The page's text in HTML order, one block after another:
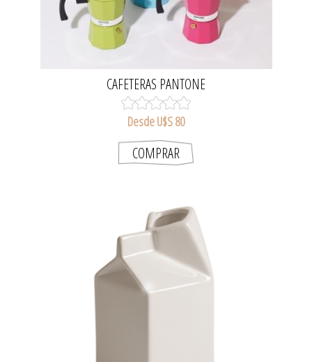
CAFETERAS PANTONE
Desde U$S 80